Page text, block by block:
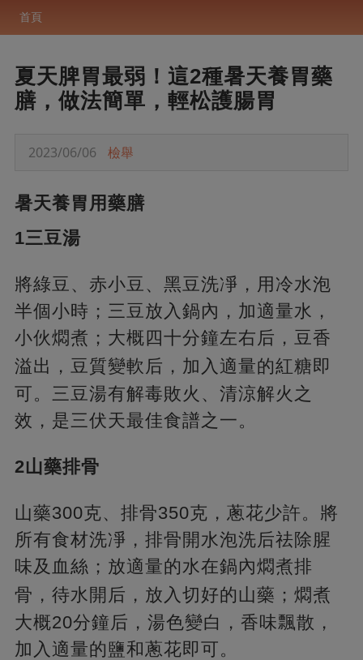
首頁
夏天脾胃最弱！這2種暑天養胃藥
膳，做法簡單，輕松護腸胃
2023/06/06 檢舉
暑天養胃用藥膳
1三豆湯
將綠豆、赤小豆、黑豆洗凈，用冷水泡
半個小時；三豆放入鍋內，加適量水，
小伙燜煮；大概四十分鐘左右后，豆香
溢出，豆質變軟后， 加入適量的紅糖即
可。三豆湯有解毒敗火、清涼解火之
效，是三伏天最佳食譜之一。
2山藥排骨
山藥300克、排骨350克，蔥花少許。將
所有食材洗凈，排骨開水泡洗后祛除腥
味及血絲；放適量的水在鍋內燜煮排
骨， 待水開后，放入切好的山藥；燜煮
大概20分鐘后，湯色變白，香味飄散，
加入適量的鹽和蔥花即可。